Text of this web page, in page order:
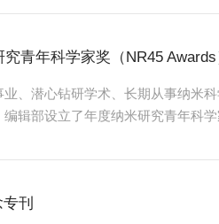
在为未来发展提供参考与借鉴。
究青年科学家奖（NR45
业、潜心钻研学术、长期从事纳米
辑部设立了年度纳米研究青年科
力做出巨大贡献的青年科学家。
刊